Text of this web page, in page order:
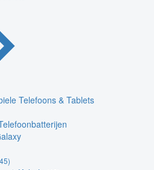
Telefoons & Tablets